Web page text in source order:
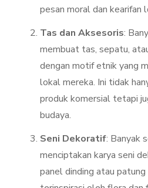
pesan moral dan kearifan
Tas dan Aksesoris:
membuat tas, sepatu,
dengan motif etnik yang
lokal mereka. Ini tidak
produk komersial tetapi
budaya.
Seni Dekoratif: Banyak
menciptakan karya seni
panel dinding atau